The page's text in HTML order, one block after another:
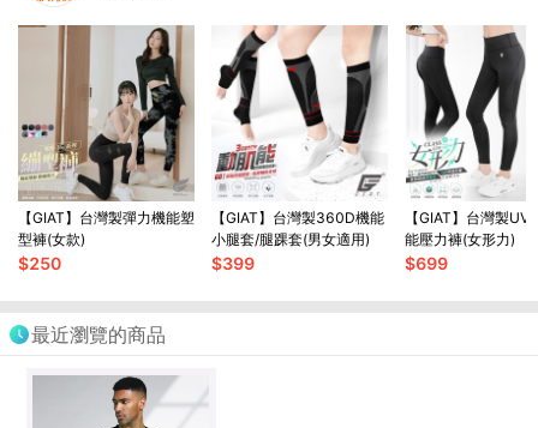
【GIAT】台灣製彈力機能塑
型褲(女款)
$250
【GIAT】台灣製360D機能
小腿套/腿踝套(男女適用)
$399
【GIAT】台灣製UV
能壓力褲(女形力)
$699
最近瀏覽的商品